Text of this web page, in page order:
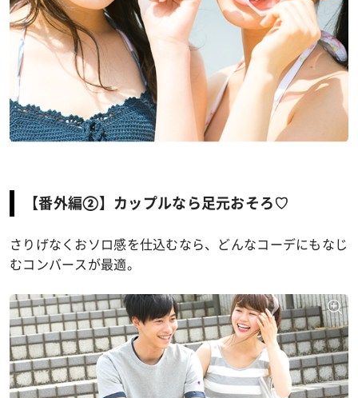
【番外編②】カップルなら足元おそろ♡
さりげなくおソロ感を仕込むなら、どんなコーデにもなじ
むコンバースが最適。